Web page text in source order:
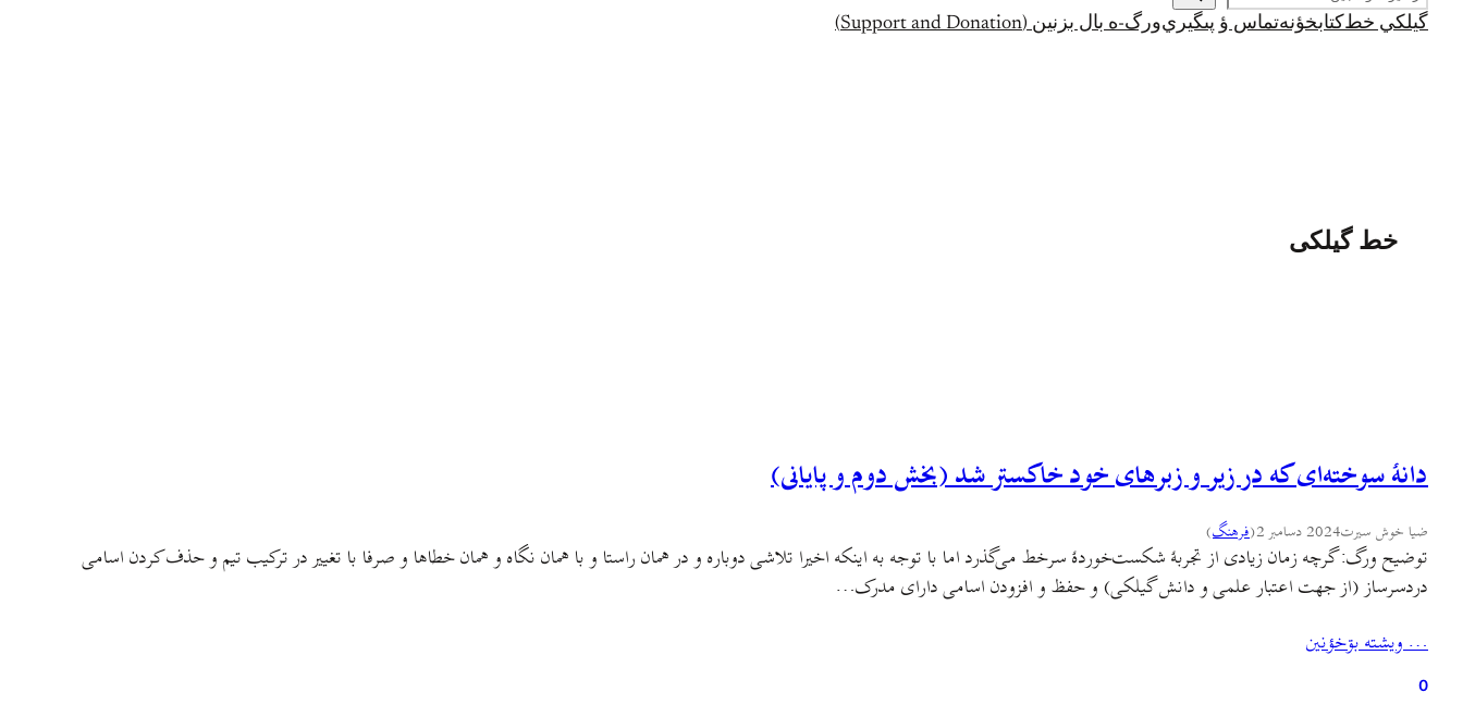
س
تگيلکي خط کتابخؤنهتماس ؤ پىگيريورگ-ه بال بزنين (Support and Donation)
خط گیلکی
دانه­ٔ سوخته‌­ای که در زیر و زبرهای خود خاکستر شد (بخش دوم و پایانی)
ضیا خوش سیرت2024 دسامبر 2 (فرهنگ)
توضیح ورگ: گرچه زمان زیادی از تجربهٔ شکست‌خوردهٔ سرخط می‌گذرد اما با توجه به اینکه اخیرا تلاشی دوباره و در همان راستا و با همان نگاه و همان خطاها و صرفا با تغییر در ترکیب تیم و حذف کردن اسامی
دردسرساز (از جهت اعتبار علمی و دانش گیلکی) و حفظ و افزودن اسامی دارای مدرک…
… ويشته بۊخؤنين
0